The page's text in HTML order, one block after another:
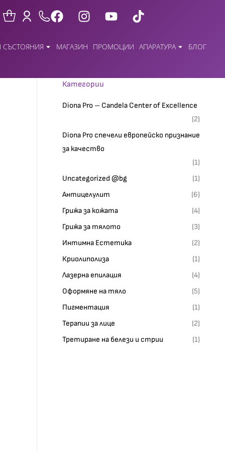
МАГАЗИН ПРОМОЦИИ АПАРАТУРА БЛОГ
Категории
Diona Pro – Candela Center of Excellence
(2)
Diona Pro спечели европейско признание
за качество
(1)
Uncategorized @bg
(1)
Антицелулит
(6)
Грижа за кожата
(4)
Грижа за тялото
(3)
Интимна Естетика
(2)
Криолиполиза
(1)
Лазерна епилация
(4)
Оформяне на тяло
(5)
Пигментация
(1)
Терапии за лице
(2)
Третиране на белези и стрии
(1)